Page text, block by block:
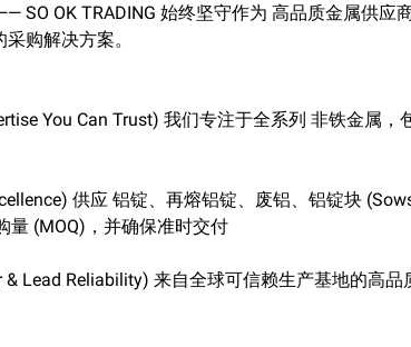
SO OK TRADING 始终坚守作为 高品质金属供应
购解决方案。
You Can Trust) 我们专注于全系列 非铁金属，包
供应 铝锭、再熔铝锭、废铝、铝锭块
量 (MOQ)，并确保准时交付
& Lead Reliability) 来自全球可信赖生产基地的高